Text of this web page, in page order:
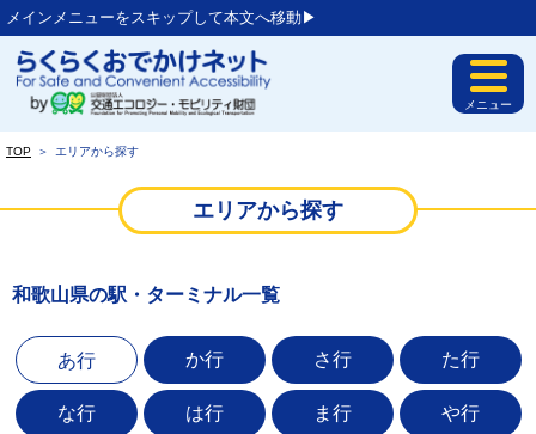
メインメニューをスキップして本文へ移動▶︎
メニュー
TOP ＞ エリアから探す
エリアから探す
和歌山県の駅・ターミナル一覧
あ行 か行 さ行 た行
な行 は行 ま行 や行